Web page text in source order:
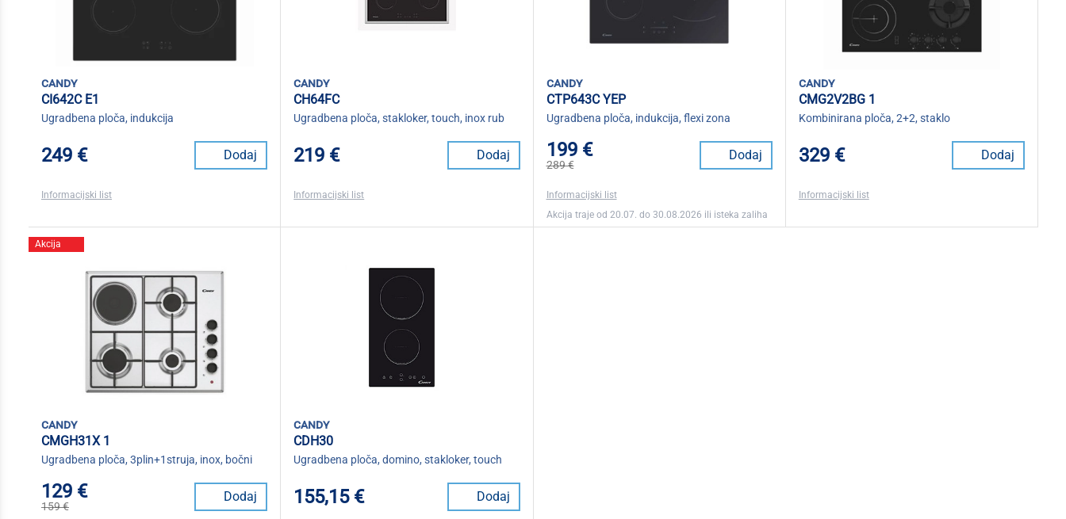
candy
CI642C E1
Ugradbena ploča, indukcija
249 € Dodaj
Informacijski list
candy
CH64FC
Ugradbena ploča, stakloker, touch, inox rub
219 € Dodaj
Informacijski list
candy
CTP643C YEP
Ugradbena ploča, indukcija, flexi zona
199 €
289 €
Dodaj
Informacijski list
Akcija traje od 20.07. do 30.08.2026 ili isteka zaliha
candy
CMG2V2BG 1
Kombinirana ploča, 2+2, staklo
329 € Dodaj
Informacijski list
Akcija
candy
CMGH31X 1
Ugradbena ploča, 3plin+1struja, inox, bočni
129 €
159 €
Dodaj
candy
CDH30
Ugradbena ploča, domino, stakloker, touch
155,15 € Dodaj